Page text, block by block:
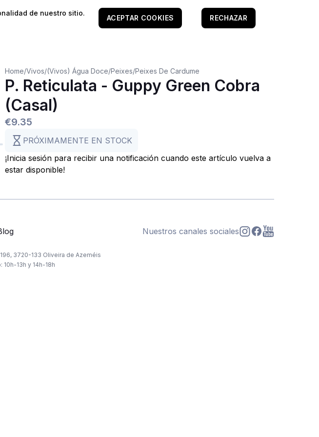
superiores a 60€!*⭐️
Home/Vivos/(Vivos) Água Doce/Peixes/Peixes De Cardume
P. Reticulata - Guppy Green Cobra
(Casal)
€9.35
PRÓXIMAMENTE EN STOCK
¡Inicia sesión para recibir una notificación cuando este artículo vuelva a
estar disponible!
Nuestros canales sociales
3720-133 Oliveira de Azeméis
10h-13h y 14h-18h
de nuestro sitio.
ACEPTAR COOKIES RECHAZAR